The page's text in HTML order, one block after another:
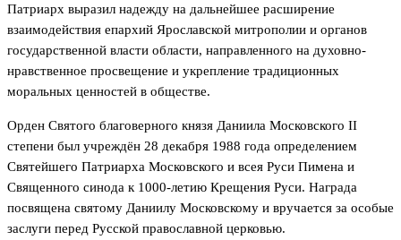
Патриарх выразил надежду на дальнейшее расширение
взаимодействия епархий Ярославской митрополии и органов
государственной власти области, направленного на духовно-
нравственное просвещение и укрепление традиционных
моральных ценностей в обществе.
Орден Святого благоверного князя Даниила Московского II
степени был учреждён 28 декабря 1988 года определением
Святейшего Патриарха Московского и всея Руси Пимена и
Священного синода к 1000-летию Крещения Руси. Награда
посвящена святому Даниилу Московскому и вручается за особые
заслуги перед Русской православной церковью.